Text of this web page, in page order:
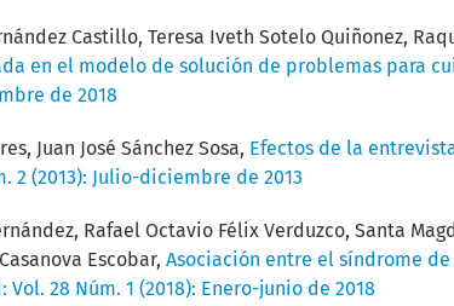
Castillo, Teresa Iveth Sotelo Quiñonez,
en el modelo de solución de problemas para
de 2018
Juan José Sánchez Sosa, Efectos de la
2 (2013): Julio-diciembre de 2013
Rafael Octavio Félix Verduzco, Santa
Escobar, Asociación entre el síndrome
Vol. 28 Núm. 1 (2018): Enero-junio de 2018